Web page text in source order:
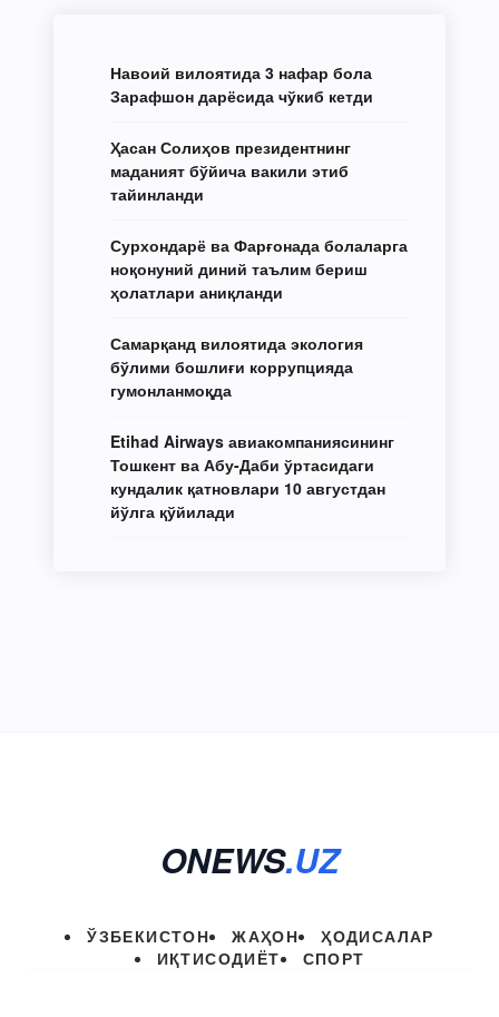
Навоий вилоятида 3 нафар бола
Зарафшон дарёсида чўкиб кетди
Ҳасан Солиҳов президентнинг
маданият бўйича вакили этиб
тайинланди
Сурхондарё ва Фарғонада болаларга
ноқонуний диний таълим бериш
ҳолатлари аниқланди
Самарқанд вилоятида экология
бўлими бошлиғи коррупцияда
гумонланмоқда
Etihad Airways авиакомпаниясининг
Тошкент ва Абу-Даби ўртасидаги
кундалик қатновлари 10 августдан
йўлга қўйилади
ONEWS.UZ
ЎЗБЕКИСТОН ЖАҲОН
ҲОДИСАЛАР
ИҚТИСОДИЁТ
СПОРТ